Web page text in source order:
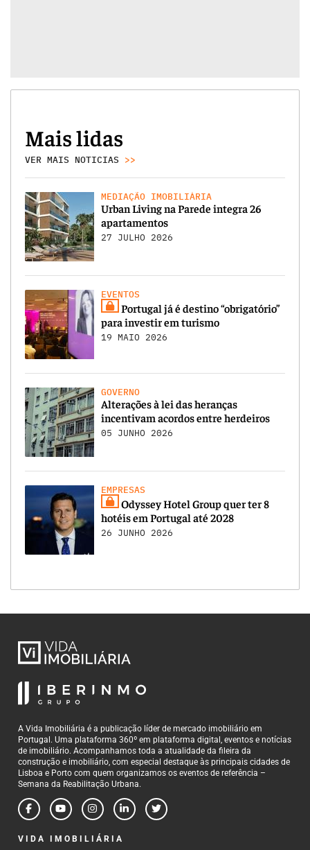
Mais lidas
VER MAIS NOTICIAS >>
MEDIAÇÃO IMOBILIÁRIA
Urban Living na Parede integra 26
apartamentos
27 JULHO 2026
EVENTOS
Portugal já é destino “obrigatório”
para investir em turismo
19 MAIO 2026
GOVERNO
Alterações à lei das heranças
incentivam acordos entre herdeiros
05 JUNHO 2026
EMPRESAS
Odyssey Hotel Group quer ter 8
hotéis em Portugal até 2028
26 JUNHO 2026
A Vida Imobiliária é a publicação líder de mercado imobiliário em
Portugal. Uma plataforma 360º em plataforma digital, eventos e notícias
de imobiliário. Acompanhamos toda a atualidade da fileira da
construção e imobiliário, com especial destaque às principais cidades de
Lisboa e Porto com quem organizamos os eventos de referência –
Semana da Reabilitação Urbana.
VIDA IMOBILIÁRIA